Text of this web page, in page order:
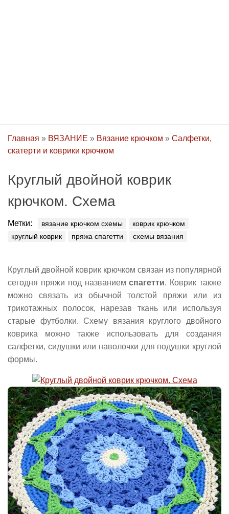
Главная » ВЯЗАНИЕ » Вязание крючком » Салфетки,
скатерти и коврики крючком
Круглый двойной коврик
крючком. Схема
Метки: вязание крючком схемы
коврик крючком
круглый коврик
пряжа спагетти схемы вязания
Круглый двойной коврик крючком связан из популярной
сегодня пряжи под названиемспагетти. Коврик также
можно связать из обычной толстой пряжи или из
трикотажных полосок, нарезав ткань или используя
старые футболки. Схему вязания круглого двойного
коврика можно также использовать для создания
салфетки, сидушки или наволочки для подушки круглой
формы.